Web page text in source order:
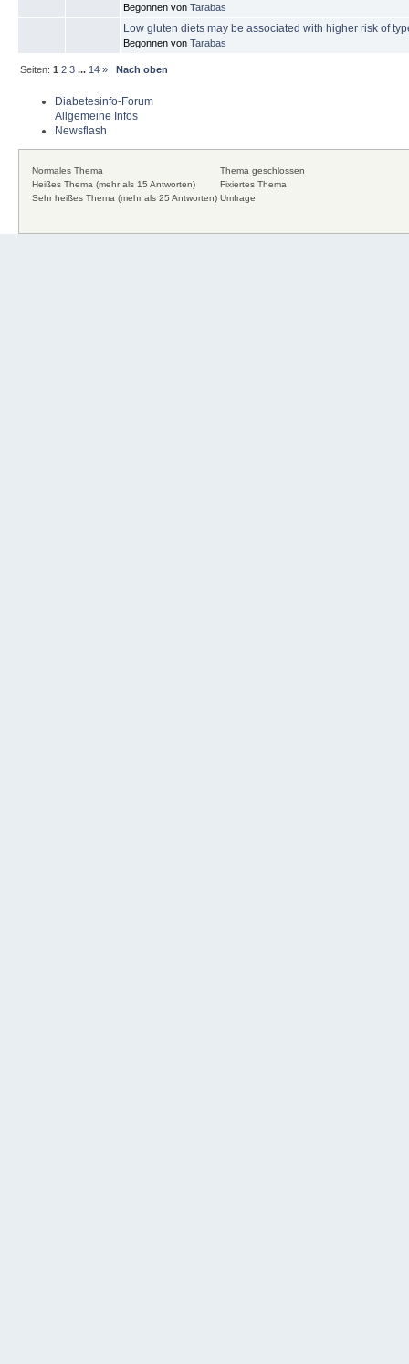
Begonnen von Tarabas
Low gluten diets may be associated with higher risk of
Begonnen von Tarabas
Seiten:1 2 3 ... 14 » Nach oben
Diabetesinfo-Forum
Allgemeine Infos
Newsflash
Normales Thema
Heißes Thema (mehr als 15 Antworten)
Sehr heißes Thema (mehr als 25 Antworten)
Thema geschlossen
Fixiertes Thema
Umfrage